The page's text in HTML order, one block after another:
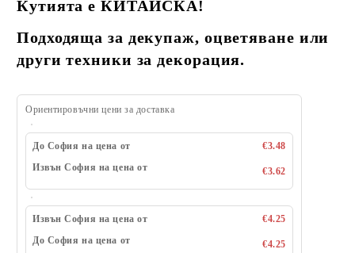
Кутията е КИТАЙСКА!
Подходяща за декупаж, оцветяване или
други техники за декорация.
Ориентировъчни цени за доставка
До София на цена от
€3.48
Извън София на цена от
€3.62
Извън София на цена от
€4.25
До София на цена от
€4.25